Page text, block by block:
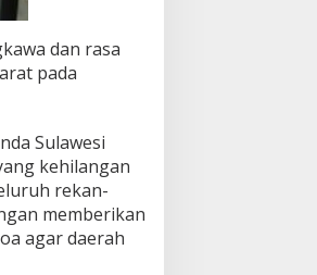
dan rasa
pada
Sulawesi
kehilangan
rekan-
memberikan
agar daerah